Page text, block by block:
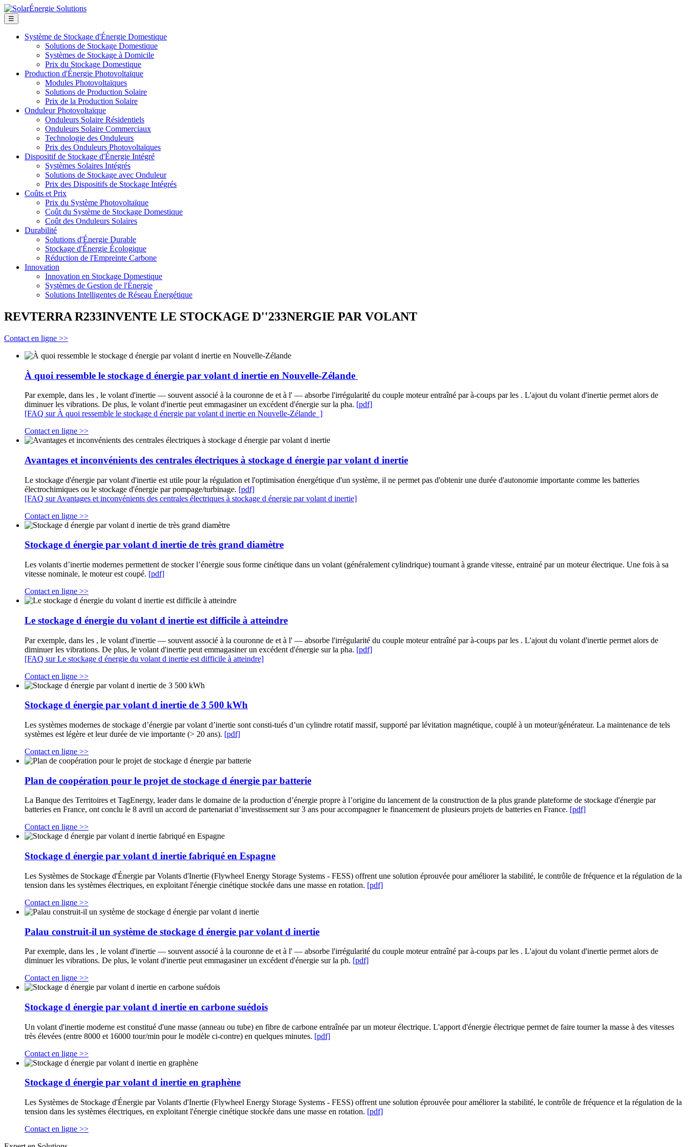
☰
Système de Stockage d'Énergie Domestique
Solutions de Stockage Domestique
Systèmes de Stockage à Domicile
Prix du Stockage Domestique
Production d'Énergie Photovoltaïque
Modules Photovoltaïques
Solutions de Production Solaire
Prix de la Production Solaire
Onduleur Photovoltaïque
Onduleurs Solaire Résidentiels
Onduleurs Solaire Commerciaux
Technologie des Onduleurs
Prix des Onduleurs Photovoltaïques
Dispositif de Stockage d'Énergie Intégré
Systèmes Solaires Intégrés
Solutions de Stockage avec Onduleur
Prix des Dispositifs de Stockage Intégrés
Coûts et Prix
Prix du Système Photovoltaïque
Coût du Système de Stockage Domestique
Coût des Onduleurs Solaires
Durabilité
Solutions d'Énergie Durable
Stockage d'Énergie Écologique
Réduction de l'Empreinte Carbone
Innovation
Innovation en Stockage Domestique
Systèmes de Gestion de l'Énergie
Solutions Intelligentes de Réseau Énergétique
REVTERRA R233INVENTE LE STOCKAGE D''233NERGIE PAR VOLANT
Contact en ligne >>
À quoi ressemble le stockage d énergie par volant d inertie en Nouvelle-Zélande
Par exemple, dans les , le volant d'inertie — souvent associé à la couronne de et à l' — absorbe l'irrégularité du couple moteur entraîné par à-coups par les . L'ajout du volant d'inertie permet alors de
diminuer les vibrations. De plus, le volant d'inertie peut emmagasiner un excédent d'énergie sur la pha. [pdf]
[FAQ sur À quoi ressemble le stockage d énergie par volant d inertie en Nouvelle-Zélande ]
Contact en ligne >>
Avantages et inconvénients des centrales électriques à stockage d énergie par volant d inertie
Le stockage d'énergie par volant d'inertie est utile pour la régulation et l'optimisation énergétique d'un système, il ne permet pas d'obtenir une durée d'autonomie importante comme les batteries
électrochimiques ou le stockage d'énergie par pompage/turbinage. [pdf]
[FAQ sur Avantages et inconvénients des centrales électriques à stockage d énergie par volant d inertie]
Contact en ligne >>
Stockage d énergie par volant d inertie de très grand diamètre
Les volants d’inertie modernes permettent de stocker l’énergie sous forme cinétique dans un volant (généralement cylindrique) tournant à grande vitesse, entrainé par un moteur électrique. Une fois à sa
vitesse nominale, le moteur est coupé. [pdf]
Contact en ligne >>
Le stockage d énergie du volant d inertie est difficile à atteindre
Par exemple, dans les , le volant d'inertie — souvent associé à la couronne de et à l' — absorbe l'irrégularité du couple moteur entraîné par à-coups par les . L'ajout du volant d'inertie permet alors de
diminuer les vibrations. De plus, le volant d'inertie peut emmagasiner un excédent d'énergie sur la pha. [pdf]
[FAQ sur Le stockage d énergie du volant d inertie est difficile à atteindre]
Contact en ligne >>
Stockage d énergie par volant d inertie de 3 500 kWh
Les systèmes modernes de stockage d’énergie par volant d’inertie sont consti-tués d’un cylindre rotatif massif, supporté par lévitation magnétique, couplé à un moteur/générateur. La maintenance de tels
systèmes est légère et leur durée de vie importante (> 20 ans). [pdf]
Contact en ligne >>
Plan de coopération pour le projet de stockage d énergie par batterie
La Banque des Territoires et TagEnergy, leader dans le domaine de la production d’énergie propre à l’origine du lancement de la construction de la plus grande plateforme de stockage d'énergie par
batteries en France, ont conclu le 8 avril un accord de partenariat d’investissement sur 3 ans pour accompagner le financement de plusieurs projets de batteries en France. [pdf]
Contact en ligne >>
Stockage d énergie par volant d inertie fabriqué en Espagne
Les Systèmes de Stockage d'Énergie par Volants d'Inertie (Flywheel Energy Storage Systems - FESS) offrent une solution éprouvée pour améliorer la stabilité, le contrôle de fréquence et la régulation de la
tension dans les systèmes électriques, en exploitant l'énergie cinétique stockée dans une masse en rotation. [pdf]
Contact en ligne >>
Palau construit-il un système de stockage d énergie par volant d inertie
Par exemple, dans les , le volant d'inertie — souvent associé à la couronne de et à l' — absorbe l'irrégularité du couple moteur entraîné par à-coups par les . L'ajout du volant d'inertie permet alors de
diminuer les vibrations. De plus, le volant d'inertie peut emmagasiner un excédent d'énergie sur la ph. [pdf]
Contact en ligne >>
Stockage d énergie par volant d inertie en carbone suédois
Un volant d'inertie moderne est constitué d'une masse (anneau ou tube) en fibre de carbone entraînée par un moteur électrique. L'apport d'énergie électrique permet de faire tourner la masse à des vitesses
très élevées (entre 8000 et 16000 tour/min pour le modèle ci-contre) en quelques minutes. [pdf]
Contact en ligne >>
Stockage d énergie par volant d inertie en graphène
Les Systèmes de Stockage d'Énergie par Volants d'Inertie (Flywheel Energy Storage Systems - FESS) offrent une solution éprouvée pour améliorer la stabilité, le contrôle de fréquence et la régulation de la
tension dans les systèmes électriques, en exploitant l'énergie cinétique stockée dans une masse en rotation. [pdf]
Contact en ligne >>